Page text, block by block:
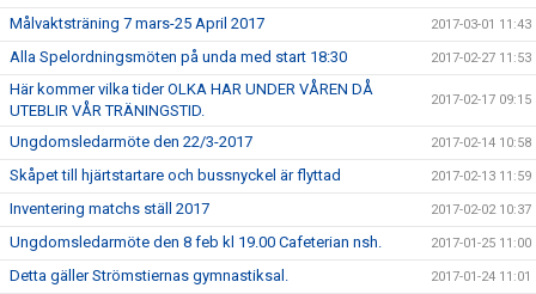
Målvaktsträning 7 mars-25 April 2017 2017-03-01 11:43
Alla Spelordningsmöten på unda med start 18:30 2017-02-27 11:53
Här kommer vilka tider OLKA HAR UNDER VÅREN DÅ
UTEBLIR VÅR TRÄNINGSTID.
2017-02-17 09:15
Ungdomsledarmöte den 22/3-2017 2017-02-14 10:58
Skåpet till hjärtstartare och bussnyckel är flyttad 2017-02-13 11:59
Inventering matchs ställ 2017 2017-02-02 10:37
Ungdomsledarmöte den 8 feb kl 19.00 Cafeterian nsh. 2017-01-25 11:00
Detta gäller Strömstiernas gymnastiksal. 2017-01-24 11:01